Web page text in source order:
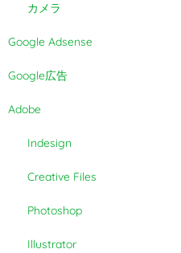
カメラ
Google Adsense
Google広告
Adobe
Indesign
Creative Files
Photoshop
Illustrator